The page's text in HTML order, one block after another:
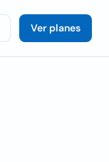
Ver planes